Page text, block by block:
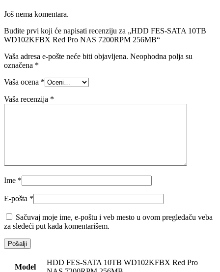
Još nema komentara.
Budite prvi koji će napisati recenziju za „HDD FES-SATA 10TB
WD102KFBX Red Pro NAS 7200RPM 256MB“
Vaša adresa e-pošte neće biti objavljena. Neophodna polja su
označena *
Vaša ocena *
Vaša recenzija *
Ime *
E-pošta *
Sačuvaj moje ime, e-poštu i veb mesto u ovom pregledaču veba
za sledeći put kada komentarišem.
Model
HDD FES-SATA 10TB WD102KFBX Red Pro